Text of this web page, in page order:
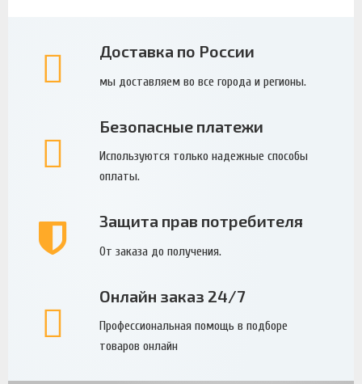
Доставка по России
мы доставляем во все города и регионы.
Безопасные платежи
Используются только надежные способы
оплаты.
Защита прав потребителя
От заказа до получения.
Онлайн заказ 24/7
Профессиональная помощь в подборе
товаров онлайн